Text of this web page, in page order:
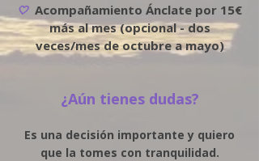
🤍 Acompañamiento Ánclate por 15€
más al mes (opcional - dos
veces/mes de octubre a mayo)
¿Aún tienes dudas?
Es una decisión importante y quiero
que la tomes con tranquilidad.